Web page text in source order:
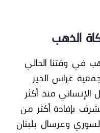
الذهب
في وقتنا الحالي
غراس الخير
منذ أكثر
الشرف بإفادة أكثر من
وعرسال بلبنان